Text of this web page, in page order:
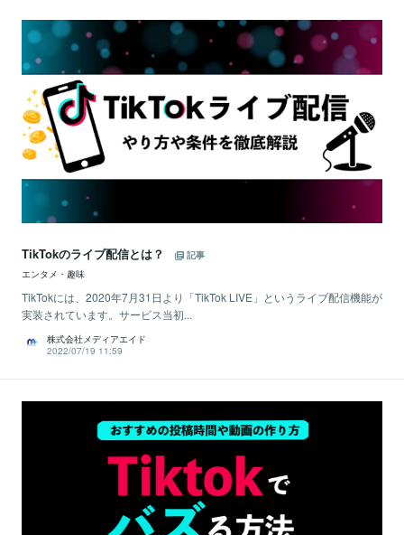
TikTokのライブ配信とは？
記事
エンタメ・趣味
TikTokには、2020年7月31日より「TikTok LIVE」というライブ配信機能が
実装されています。サービス当初...
株式会社メディアエイド
2022/07/19 11:59